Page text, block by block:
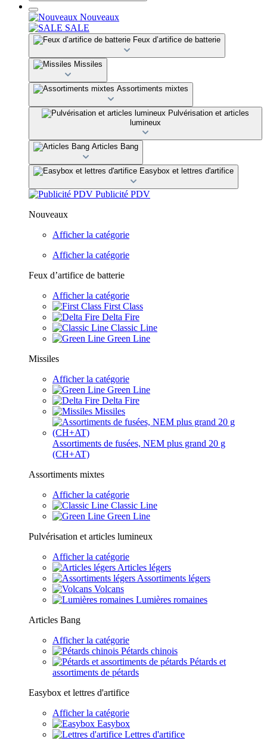
Nouveaux
SALE
Feux d’artifice de batterie
Missiles
Assortiments mixtes
Pulvérisation et articles
lumineux
Articles Bang
Easybox et lettres d'artifice
Publicité PDV
Nouveaux
Afficher la catégorie
Afficher la catégorie
Feux d’artifice de batterie
Afficher la catégorie
First Class
Delta Fire
Classic Line
Green Line
Missiles
Afficher la catégorie
Green Line
Delta Fire
Missiles
Assortiments de fusées, NEM plus grand 20 g
(CH+AT)
Assortiments mixtes
Afficher la catégorie
Classic Line
Green Line
Pulvérisation et articles lumineux
Afficher la catégorie
Articles légers
Assortiments légers
Volcans
Lumières romaines
Articles Bang
Afficher la catégorie
Pétards chinois
Pétards et
assortiments de pétards
Easybox et lettres d'artifice
Afficher la catégorie
Easybox
Lettres d'artifice